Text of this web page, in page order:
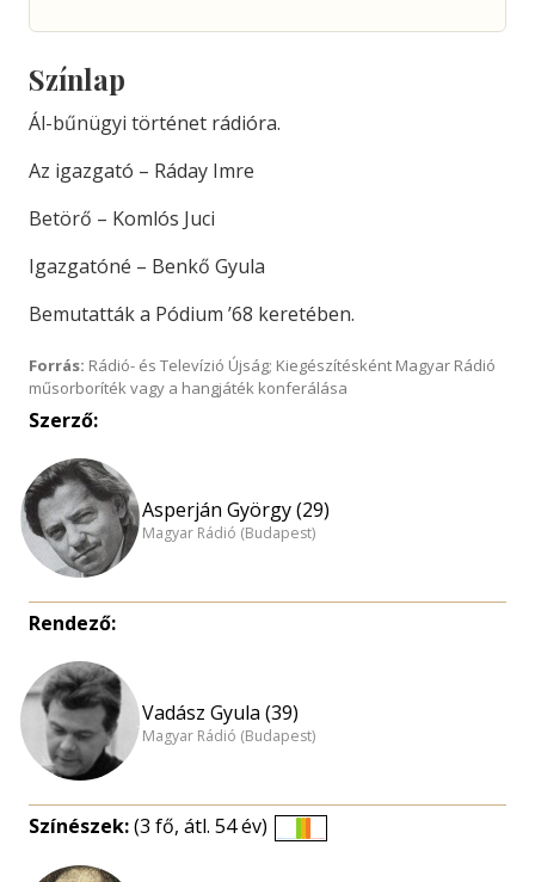
Színlap
Ál-bűnügyi történet rádióra.
Az igazgató – Ráday Imre
Betörő – Komlós Juci
Igazgatóné – Benkő Gyula
Bemutatták a Pódium ’68 keretében.
Forrás: Rádió- és Televízió Újság; Kiegészítésként Magyar Rádió
műsorboríték vagy a hangjáték konferálása
Szerző:
Asperján György (29)
Magyar Rádió (Budapest)
Rendező:
Vadász Gyula (39)
Magyar Rádió (Budapest)
Színészek:(3 fő, átl. 54 év)